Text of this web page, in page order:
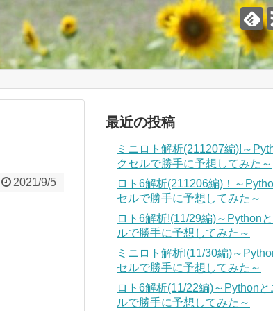
2021/9/5
最近の投稿
ミニロト解析(211207編)!～
クセルで勝手に予想してみた～
ロト6解析(211206編)！～
セルで勝手に予想してみた～
ロト6解析!(11/29編)～Python
ルで勝手に予想してみた～
ミニロト解析!(11/30編)～
セルで勝手に予想してみた～
ロト6解析(11/22編)～Pythonと
ルで勝手に予想してみた～